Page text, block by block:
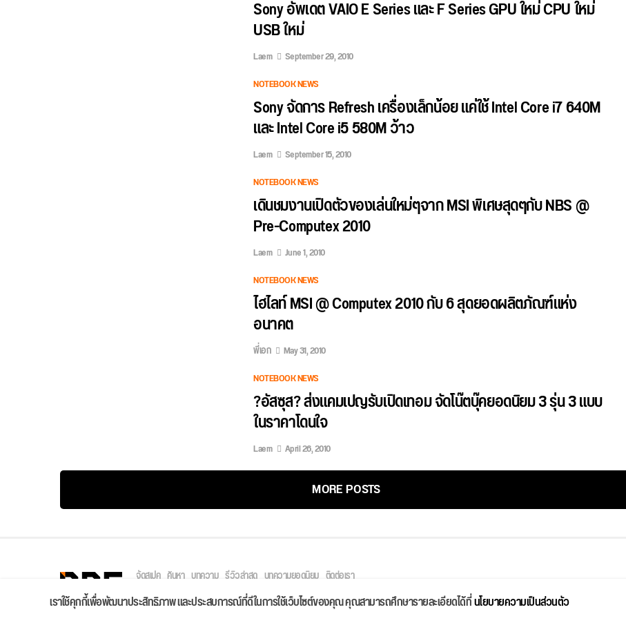
Sony อัพเดต VAIO E Series และ F Series GPU ใหม่ CPU ใหม่
USB ใหม่
Laem
September 29, 2010
NOTEBOOK NEWS
Sony จัดการ Refresh เครื่องเล็กน้อย แค่ใช้ Intel Core i7 640M
และ Intel Core i5 580M ว้าว
Laem
September 15, 2010
NOTEBOOK NEWS
เดินชมงานเปิดตัวของเล่นใหม่ๆจาก MSI พิเศษสุดๆกับ NBS @
Pre-Computex 2010
Laem
June 1, 2010
NOTEBOOK NEWS
ไฮไลท์ MSI @ Computex 2010 กับ 6 สุดยอดผลิตภัณฑ์แห่ง
อนาคต
พี่เอก
May 31, 2010
NOTEBOOK NEWS
?อัสซุส? ส่งแคมเปญรับเปิดเทอม จัดโน๊ตบุ๊คยอดนิยม 3 รุ่น 3 แบบ
ในราคาโดนใจ
Laem April 26, 2010
MORE POSTS
จัดสเปค ค้นหา บทความ รีวิวล่าสุด บทความยอดนิยม ติดต่อเรา
Copyright © 2026
เราใช้คุกกี้เพื่อพัฒนาประสิทธิภาพ และประสบการณ์ที่ดีในการใช้เว็บไซต์ของคุณ คุณสามารถศึกษารายละเอียดได้ที่นโยบายความเป็นส่วนตัว